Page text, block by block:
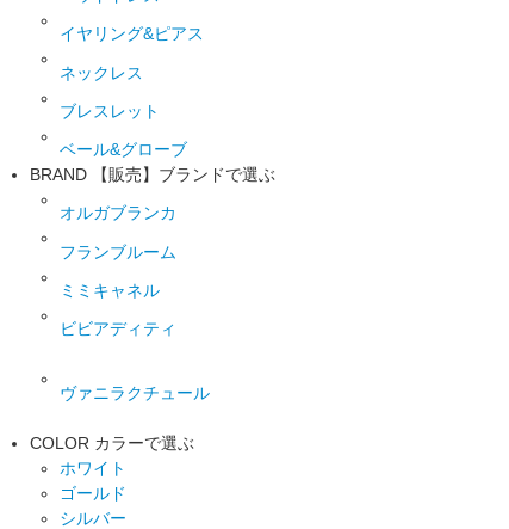
イヤリング&ピアス
ネックレス
ブレスレット
ベール&グローブ
BRAND
【販売】ブランドで選ぶ
オルガブランカ
フランブルーム
ミミキャネル
ビビアディティ
ヴァニラクチュール
COLOR カラーで選ぶ
ホワイト
ゴールド
シルバー